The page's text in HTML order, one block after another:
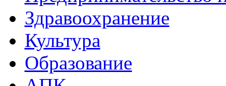
Здравоохранение
Культура
Образование